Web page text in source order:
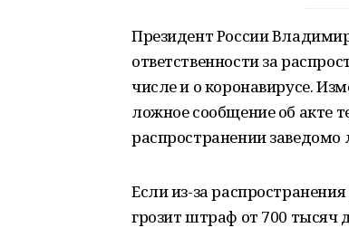
Президент России
ответственности за
числе и о коронавирусе.
ложное сообщение об акте
распространении
Если из-за
грозит штраф от 700 тысяч